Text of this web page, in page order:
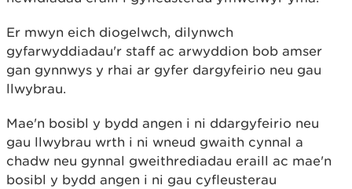
Er mwyn eich diogelwch, dilynwch
gyfarwyddiadau'r staff ac arwyddion bob amser
gan gynnwys y rhai ar gyfer dargyfeirio neu gau
llwybrau.
Mae'n bosibl y bydd angen i ni ddargyfeirio neu
gau llwybrau wrth i ni wneud gwaith cynnal a
chadw neu gynnal gweithrediadau eraill ac mae'n
bosibl y bydd angen i ni gau cyfleusterau